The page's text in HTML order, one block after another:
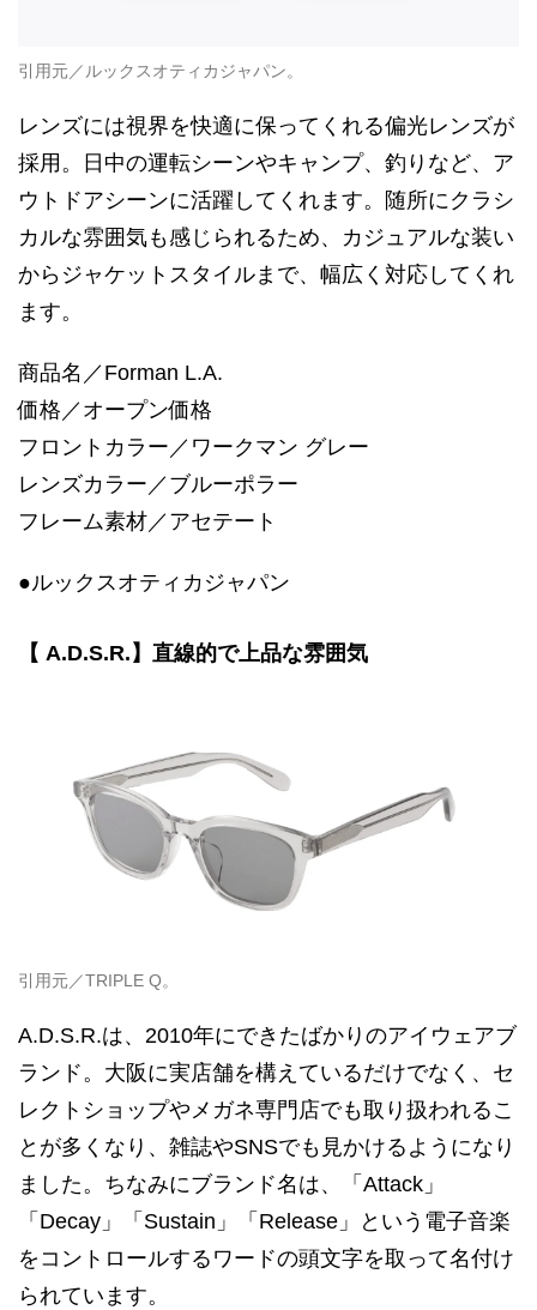
引用元／ルックスオティカジャパン。
レンズには視界を快適に保ってくれる偏光レンズが
採用。日中の運転シーンやキャンプ、釣りなど、ア
ウトドアシーンに活躍してくれます。随所にクラシ
カルな雰囲気も感じられるため、カジュアルな装い
からジャケットスタイルまで、幅広く対応してくれ
ます。
商品名／Forman L.A.
価格／オープン価格
フロントカラー／ワークマン グレー
レンズカラー／ブルーポラー
フレーム素材／アセテート
●ルックスオティカジャパン
【 A.D.S.R.】直線的で上品な雰囲気
引用元／TRIPLE Q。
A.D.S.R.は、2010年にできたばかりのアイウェアブ
ランド。大阪に実店舗を構えているだけでなく、セ
レクトショップやメガネ専門店でも取り扱われるこ
とが多くなり、雑誌やSNSでも見かけるようになり
ました。ちなみにブランド名は、「Attack」
「Decay」「Sustain」「Release」という電子音楽
をコントロールするワードの頭文字を取って名付け
られています。